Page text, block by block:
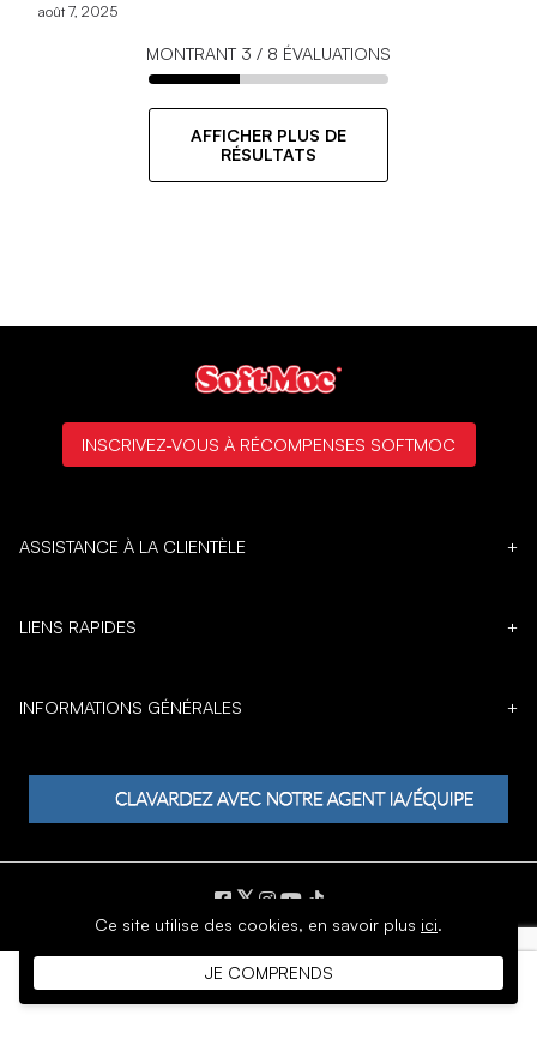
août 7, 2025
MONTRANT 3 / 8 ÉVALUATIONS
AFFICHER PLUS DE
RÉSULTATS
Ce site utilise des cookies, en savoir plus ici.
JE COMPRENDS
ASSISTANCE À LA CLIENTÈLE +
LIENS RAPIDES +
INFORMATIONS GÉNÉRALES +
INSCRIVEZ-VOUS À RÉCOMPENSES SOFTMOC
𝕏
DROIT D'AUTEUR © 1996 - 2026 SoftMoc Inc.
Commerce électronique par MWF Group. Tous droits réservés.